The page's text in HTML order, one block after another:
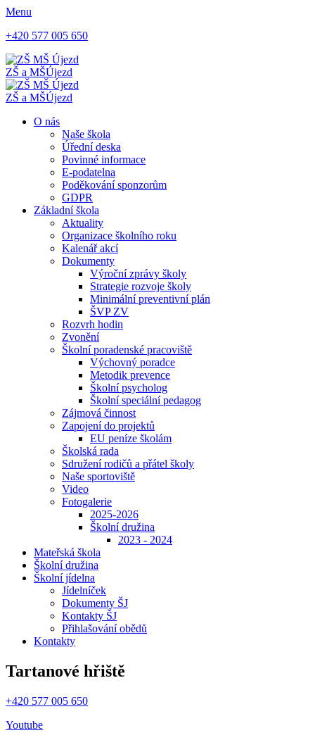
Menu
+420 577 005 650
ZŠ a MŠÚjezd
ZŠ a MŠÚjezd
O nás
Naše škola
Úřední deska
Povinné informace
E-podatelna
Poděkování sponzorům
GDPR
Základní škola
Aktuality
Organizace školního roku
Kalenář akcí
Dokumenty
Výroční zprávy školy
Strategie rozvoje školy
Minimální preventivní plán
ŠVP ZV
Rozvrh hodin
Zvonění
Školní poradenské pracoviště
Výchovný poradce
Metodik prevence
Školní psycholog
Školní speciální pedagog
Zájmová činnost
Zapojení do projektů
EU peníze školám
Školská rada
Sdružení rodičů a přátel školy
Naše sportoviště
Video
Fotogalerie
2025-2026
Školní družina
2023 - 2024
Mateřská škola
Školní družina
Školní jídelna
Jídelníček
Dokumenty ŠJ
Kontakty ŠJ
Přihlašování obědů
Kontakty
Tartanové hřiště
+420 577 005 650
Youtube